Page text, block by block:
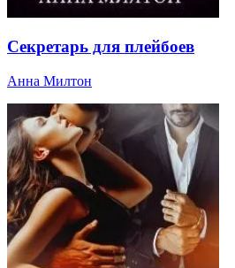
Секретарь для плейбоев
Анна Милтон